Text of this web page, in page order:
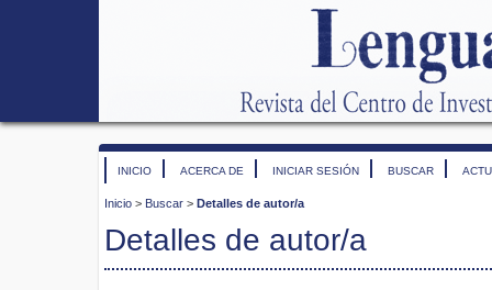
INICIO ACERCA DE INICIAR SESIÓN BUSCAR
Inicio > Buscar > Detalles de autor/a
Detalles de autor/a